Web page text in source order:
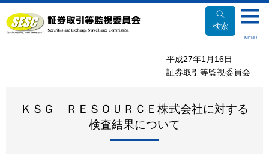
文
へ
検索
MENU
平成27年1月16日
証券取引等監視委員会
ＫＳＧ ＲＥＳＯＵＲＣＥ株式会社に対する
検査結果について